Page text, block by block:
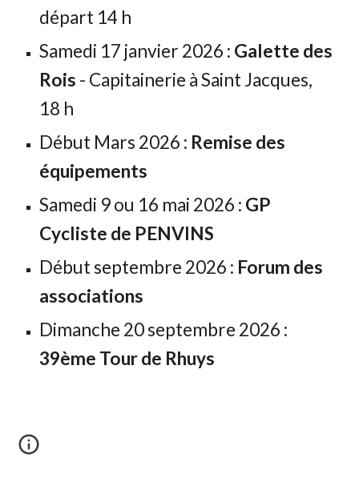
départ 14 h
Samedi 17 janvier 2026 : Galette des
Rois - Capitainerie à Saint Jacques,
18 h
Début Mars 2026 : Remise des
équipements
Samedi 9 ou 16 mai 2026 : GP
Cycliste de PENVINS
Début septembre 2026 : Forum des
associations
Dimanche 20 septembre 2026 :
39ème Tour de Rhuys